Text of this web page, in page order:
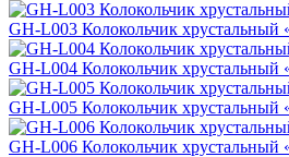
GH-L003 Колокольчик
GH-L004 Колокольчик
GH-L005 Колокольчик
GH-L006 Колокольчик